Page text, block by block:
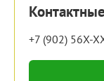
+7 (902) 56X-